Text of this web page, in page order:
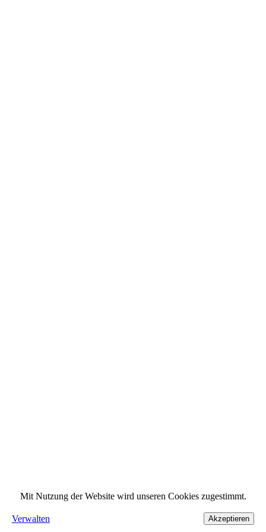
Mit Nutzung der Website wird unseren Cookies zugestimmt.
Verwalten Akzeptieren